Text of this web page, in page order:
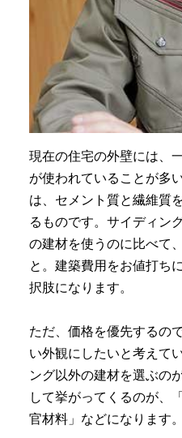
現在の住宅の外壁には、
が使われていることが多
は、セメント質と繊維質
るものです。サイディン
の建材を使うのに比べて
と。建築費用をお値打ち
択肢になります。
ただ、価格を優先するの
い外観にしたいと考えて
ング以外の建材を選ぶの
して挙がってくるのが、
官材料」などになります。